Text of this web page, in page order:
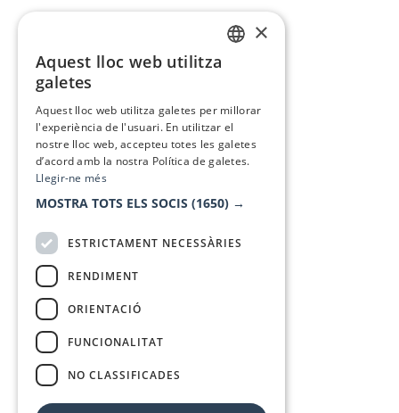
×
Aquest lloc web utilitza
galetes
Aquest lloc web utilitza galetes per millorar
l'experiència de l'usuari. En utilitzar el
nostre lloc web, accepteu totes les galetes
d’acord amb la nostra Política de galetes.
Llegir-ne més
MOSTRA TOTS ELS SOCIS (1650) →
ESTRICTAMENT NECESSÀRIES
RENDIMENT
ORIENTACIÓ
FUNCIONALITAT
NO CLASSIFICADES